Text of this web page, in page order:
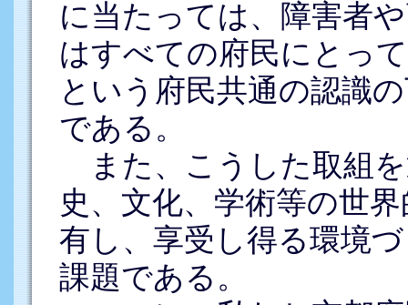
に当たっては、障害者
はすべての府民にとっ
という府民共通の認識
である。
また、こうした取組
史、文化、学術等の世
有し、享受し得る環境
課題である。